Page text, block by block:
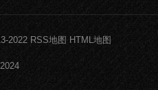
2022 RSS地图 HTML地图